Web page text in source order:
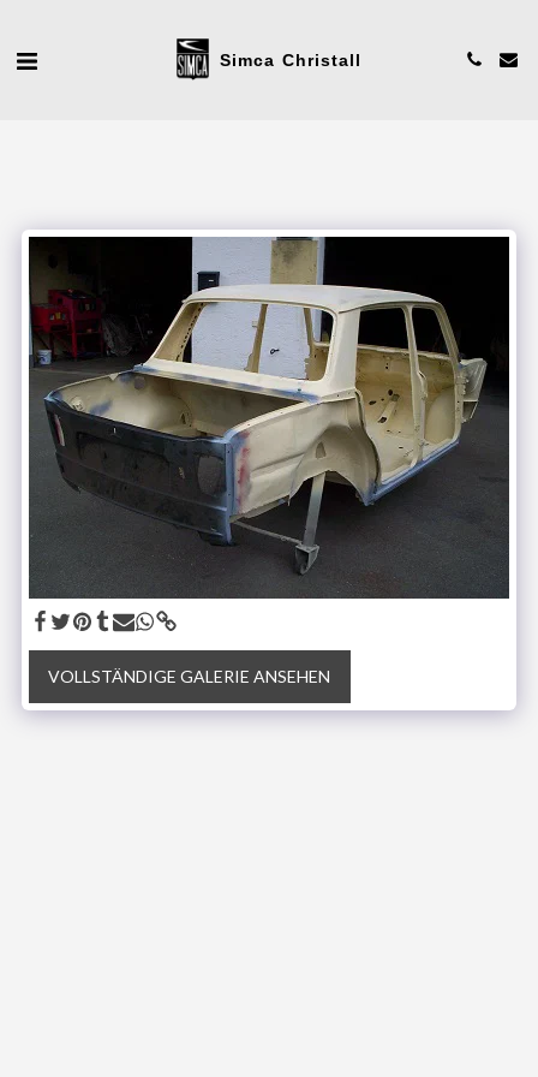
Simca Christall
VOLLSTÄNDIGE GALERIE ANSEHEN